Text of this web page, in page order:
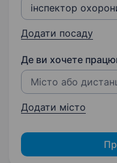
Додати посаду
Де ви хочете
Додати місто